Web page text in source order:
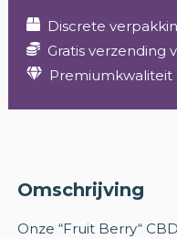
Discrete
Gratis verzending
Premiumkwaliteit
Omschrijving
Onze “Fruit Berry“